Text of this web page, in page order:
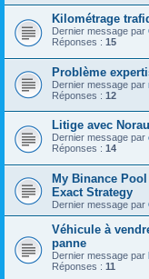
Kilométrage
Dernier message par
Réponses : 15
Problème
Dernier message par
Réponses : 12
Litige avec
Dernier message par
Réponses : 14
My Binance
Exact Strategy
Dernier message par
Véhicule à
panne
Dernier message par
Réponses : 11